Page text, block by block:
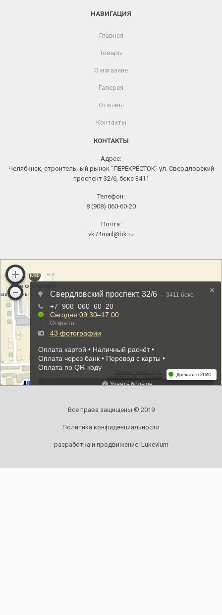
НАВИГАЦИЯ
Главная
Товары
О магазине
Галерея
Отзывы
Контакты
КОНТАКТЫ
Адрес:
Челябинск, строительный рынок "ПЕРЕКРЕСТОК" ул. Свердловский
проспект 32/6, бокс 3411
Телефон:
8 (908) 060-60-20
Почта:
vk74mail@bk.ru
Все права защищены © 2019
Политика конфиденциальности
разработка и продвижение: Lukevium